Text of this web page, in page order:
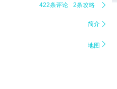
422条评论 2条攻略 
简介 
地图 